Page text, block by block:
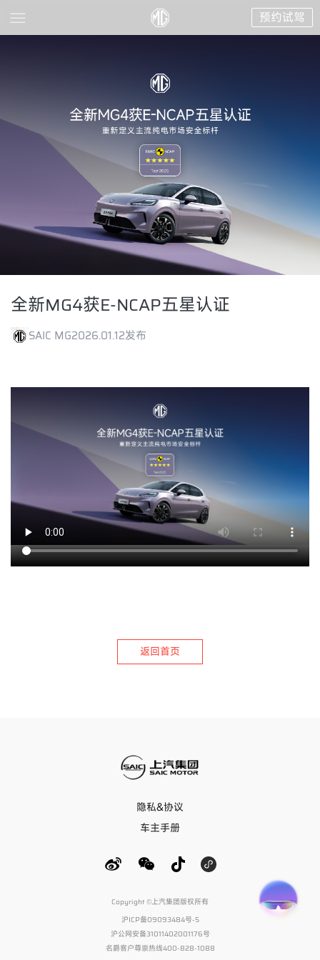
预约试驾
全新MG4获E-NCAP五星认证
SAIC MG2026.01.12发布
返回首页
隐私&协议
车主手册
Copyright ©上汽集团版权所有
沪ICP备09093484号-5
沪公网安备31011402001176号
名爵客户尊崇热线400-828-1088